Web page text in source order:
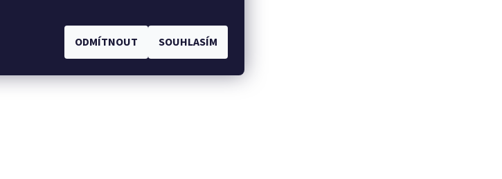
ODMÍTNOUT SOUHLASÍM